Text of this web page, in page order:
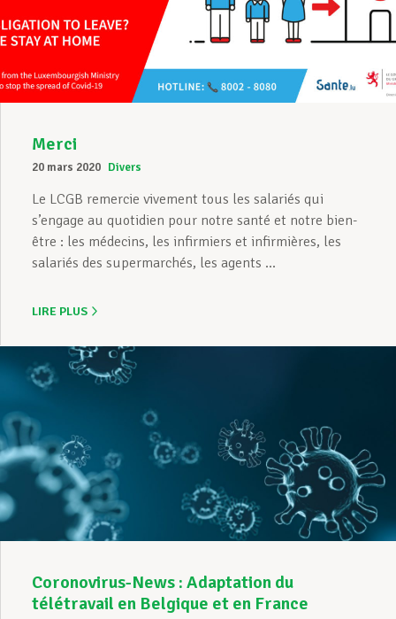
Merci
20 mars 2020 Divers
Le LCGB remercie vivement tous les salariés qui
s’engage au quotidien pour notre santé et notre bien-
être : les médecins, les infirmiers et infirmières, les
salariés des supermarchés, les agents ...
LIRE PLUS
Coronovirus-News : Adaptation du
télétravail en Belgique et en France